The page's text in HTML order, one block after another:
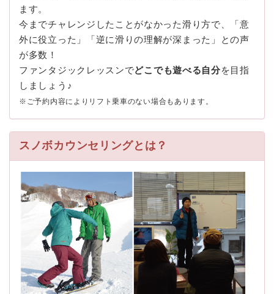
ます。
今までチャレンジしたことがなかった滑り方で、「意
外に役立った」「逆に滑りの理解が深まった」との声
が多数！
ファンタジックレッスンでどこでも遊べる自分を目指
しましょう♪
※ご予約内容によりリフト乗車のない場合もあります。
スノボカウンセリングとは？